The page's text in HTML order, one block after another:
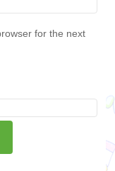
for the next